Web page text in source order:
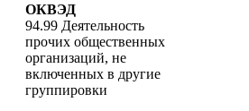
ОКВЭД
94.99 Деятельность
прочих общественных
организаций, не
включенных в другие
группировки